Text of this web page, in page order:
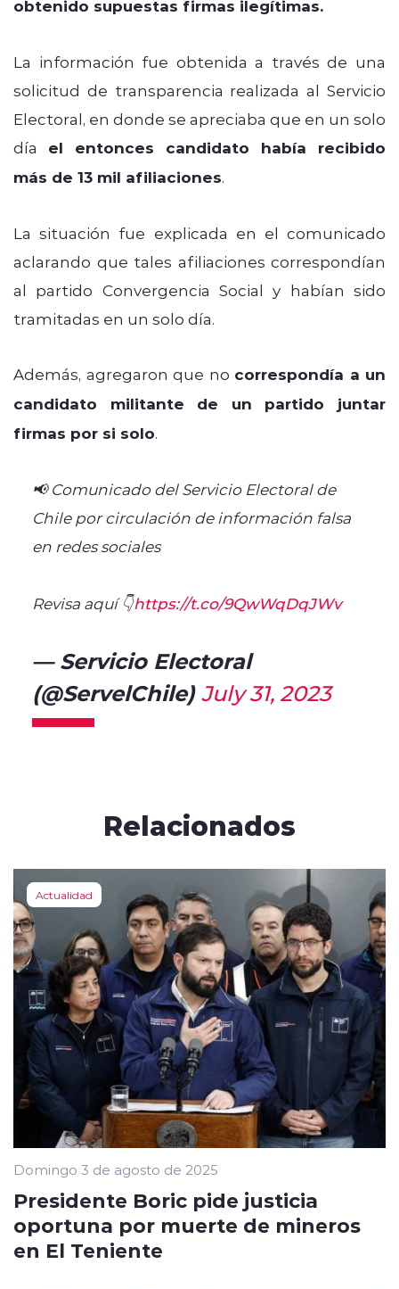
obtenido supuestas firmas ilegítimas.
La información fue obtenida a través de una
solicitud de transparencia realizada al Servicio
Electoral, en donde se apreciaba que en un solo
día el entonces candidato había recibido
más de 13 mil afiliaciones.
La situación fue explicada en el comunicado
aclarando que tales afiliaciones correspondían
al partido Convergencia Social y habían sido
tramitadas en un solo día.
Además, agregaron que no correspondía a un
candidato militante de un partido juntar
firmas por si solo.
📢 Comunicado del Servicio Electoral de
Chile por circulación de información falsa
en redes sociales
Revisa aquí 👇https://t.co/9QwWqDqJWv
— Servicio Electoral
(@ServelChile)July 31, 2023
Relacionados
Actualidad
Domingo 3 de agosto de 2025
Presidente Boric pide justicia
oportuna por muerte de mineros
en El Teniente